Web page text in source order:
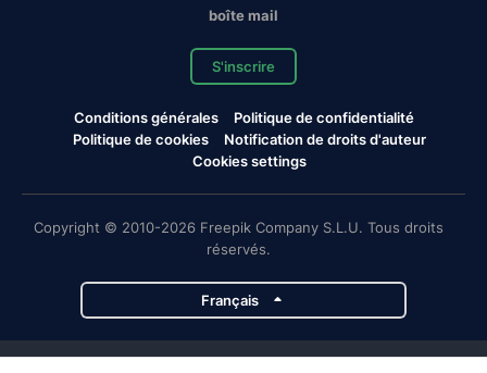
boîte mail
S'inscrire
Conditions générales
Politique de confidentialité
Politique de cookies
Notification de droits d'auteur
Cookies settings
Copyright © 2010-2026 Freepik Company S.L.U. Tous droits
réservés.
Français